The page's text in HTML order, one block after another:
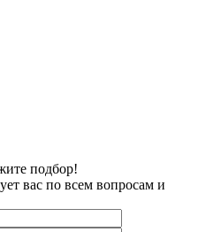
подбор!
вас по всем вопросам и